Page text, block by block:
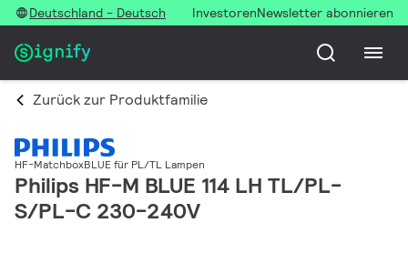
Deutschland - Deutsch InvestorenNewsletter abonnieren
Zurück zur Produktfamilie
HF-MatchboxBLUE für PL/TL Lampen
Philips HF-M BLUE 114 LH TL/PL-
S/PL-C 230-240V